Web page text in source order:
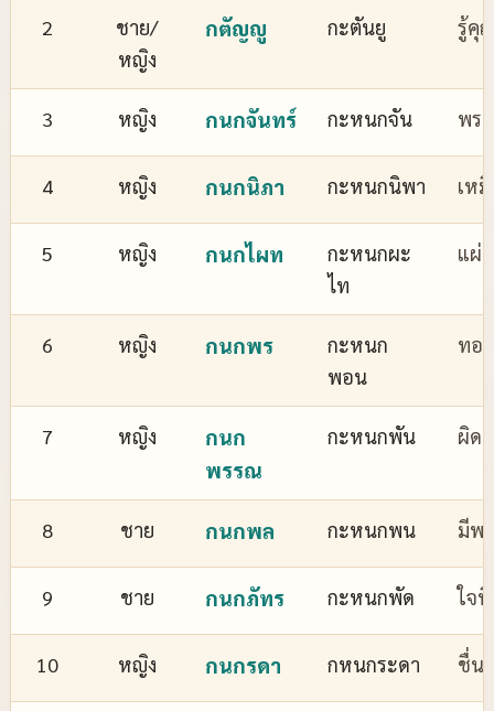
2
ชาย/
หญิง
กตัญญู กะตันยู รู้คุ
3 หญิง กนกจันทร์ กะหนกจัน พร
4 หญิง กนกนิภา กะหนกนิพา เห
5 หญิง กนกไผท
กะหนกผะ
ไท
แผ่
6 หญิง กนกพร
กะหนก
พอน
ทอ
7 หญิง
กนก
พรรณ
กะหนกพัน ผิด
8 ชาย กนกพล กะหนกพน มีพ
9 ชาย กนกภัทร กะหนกพัด ใจ
10 หญิง กนกรดา กหนกระดา ชื่น